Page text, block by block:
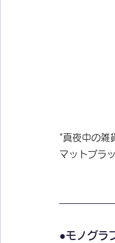
"真夜中の雑
マットブラ
●モノグラ